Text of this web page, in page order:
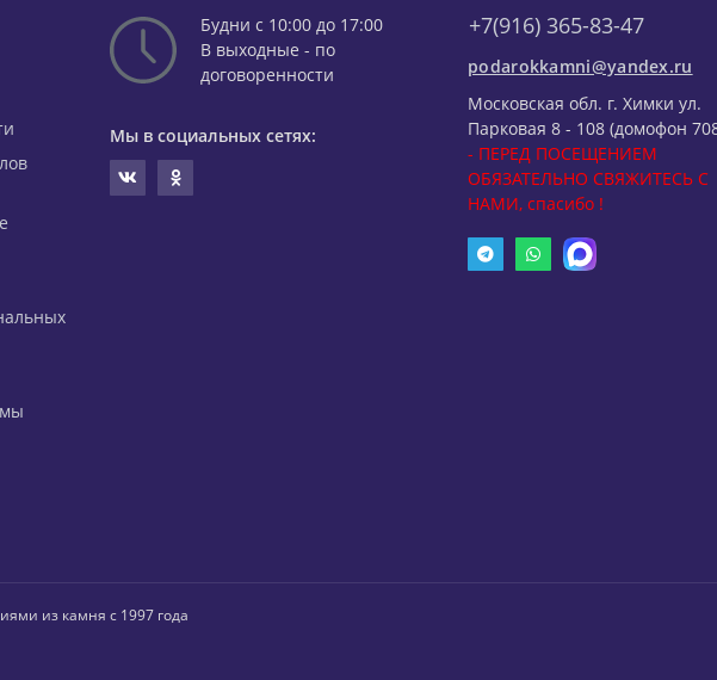
Будни с 10:00 до 17:00
В выходные - по
договоренности
Мы в социальных сетях:
+7(916) 365-83-47
podarokkamni@yandex.ru
Московская обл. г. Химки ул.
Парковая 8 - 108 (домофон
- ПЕРЕД ПОСЕЩЕНИЕМ
ОБЯЗАТЕЛЬНО СВЯЖИТЕСЬ С
НАМИ, спасибо !
из камня с 1997 года